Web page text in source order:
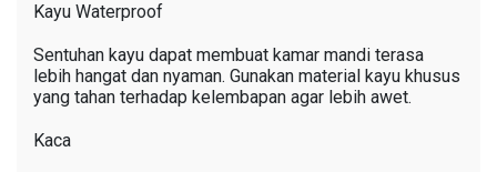
Kayu Waterproof
Sentuhan kayu dapat membuat kamar mandi terasa
lebih hangat dan nyaman. Gunakan material kayu khusus
yang tahan terhadap kelembapan agar lebih awet.
Kaca